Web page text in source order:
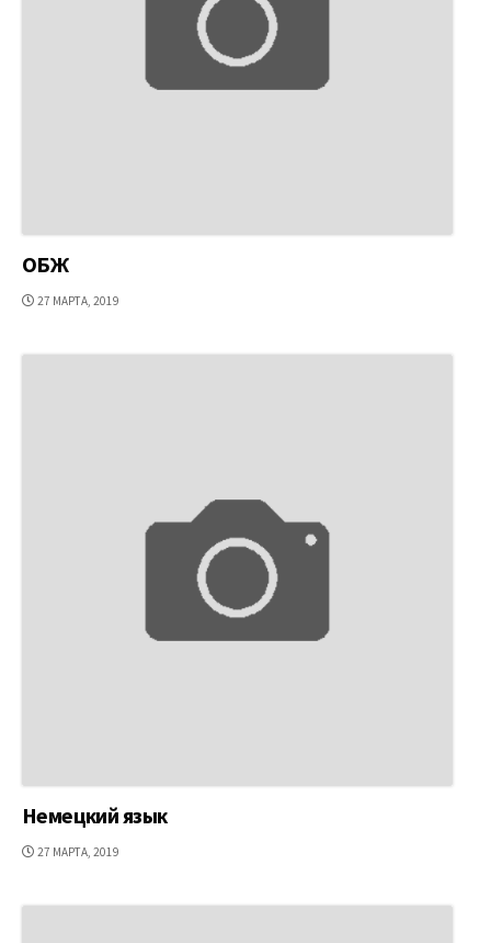
ОБЖ
ДАТА
27 МАРТА, 2019
Немецкий язык
ДАТА
27 МАРТА, 2019